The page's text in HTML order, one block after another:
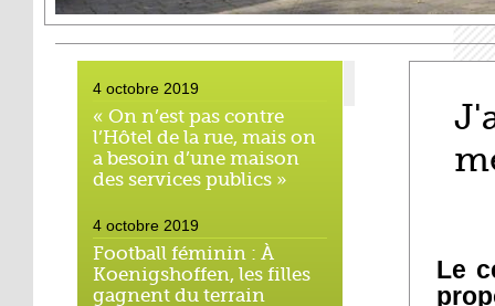
4 octobre 2019
« On n’est pas contre
l’Hôtel de la rue, mais on
a besoin d’une maison
des services publics »
4 octobre 2019
Football féminin : À
Koenigshoffen, les filles
gagnent du terrain
Le